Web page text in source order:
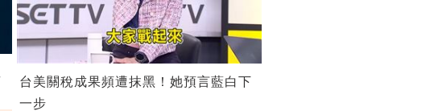
台美關稅成果頻遭抹黑！她預言藍白下
一步